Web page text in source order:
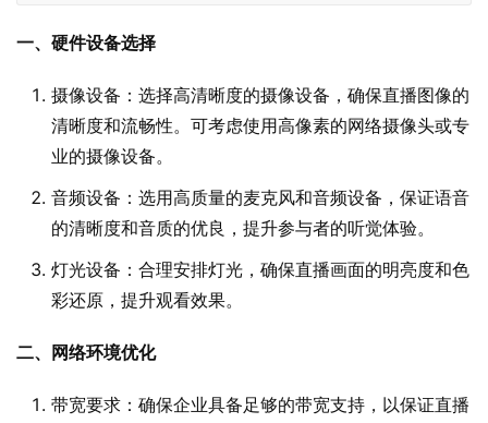
一、硬件设备选择
摄像设备：选择高清晰度的摄像设备，确保直播图像的
清晰度和流畅性。可考虑使用高像素的网络摄像头或专
业的摄像设备。
音频设备：选用高质量的麦克风和音频设备，保证语音
的清晰度和音质的优良，提升参与者的听觉体验。
灯光设备：合理安排灯光，确保直播画面的明亮度和色
彩还原，提升观看效果。
二、网络环境优化
带宽要求：确保企业具备足够的带宽支持，以保证直播